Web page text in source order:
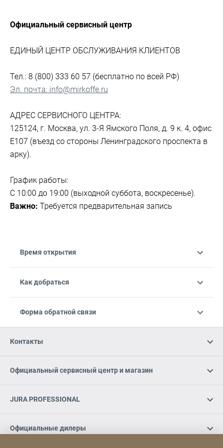
Официальный сервисный центр
ЕДИНЫЙ ЦЕНТР ОБСЛУЖИВАНИЯ КЛИЕНТОВ
Тел.: 8 (800) 333 60 57 (бесплатно по всей РФ)
Эл. почта: info@mirkoffe.ru
АДРЕС СЕРВИСНОГО ЦЕНТРА:
125124, г. Москва, ул. 3-Я Ямского Поля, д. 9 к. 4, офис
Е107 (въезд со стороны Ленинградского проспекта в
арку).
График работы:
С 10:00 до 19:00 (выходной суббота, воскресенье).
Важно: Требуется предварительная запись
Время открытия
Как добраться
Форма обратной связи
Контакты
Официальный сервисный центр и магазин
JURA PROFESSIONAL
Официальные дилеры